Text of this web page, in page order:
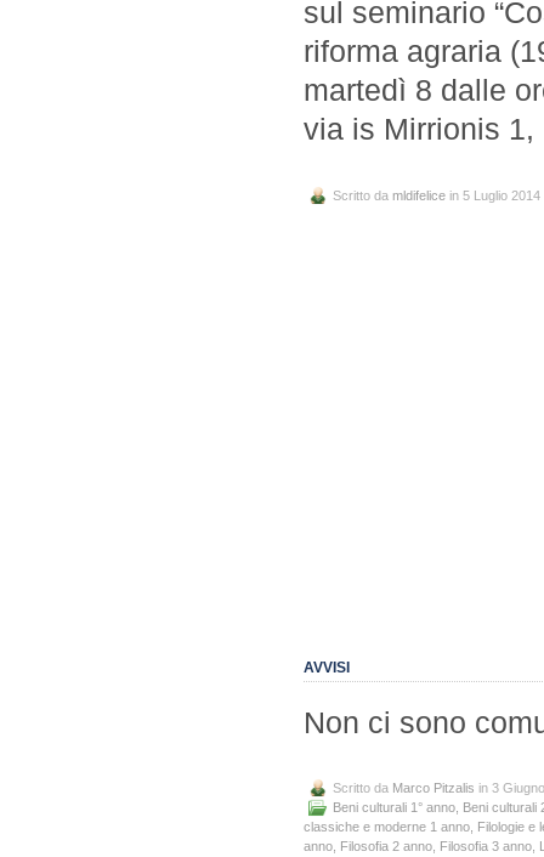
sul seminario
riforma agraria
martedì 8 dalle
via is Mirrionis
Scritto da mldifelice in 5 Luglio 2014
AVVISI
Non ci sono
Scritto da Marco Pitzalis in 3
Beni culturali 1° anno, Beni culturali
classiche e moderne 1 anno, Filologie e
anno, Filosofia 2 anno, Filosofia 3 anno,